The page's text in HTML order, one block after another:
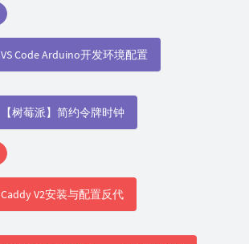
VS Code Arduino开发环境配置
【树莓派】简约令牌时钟
Caddy V2安装与配置反代